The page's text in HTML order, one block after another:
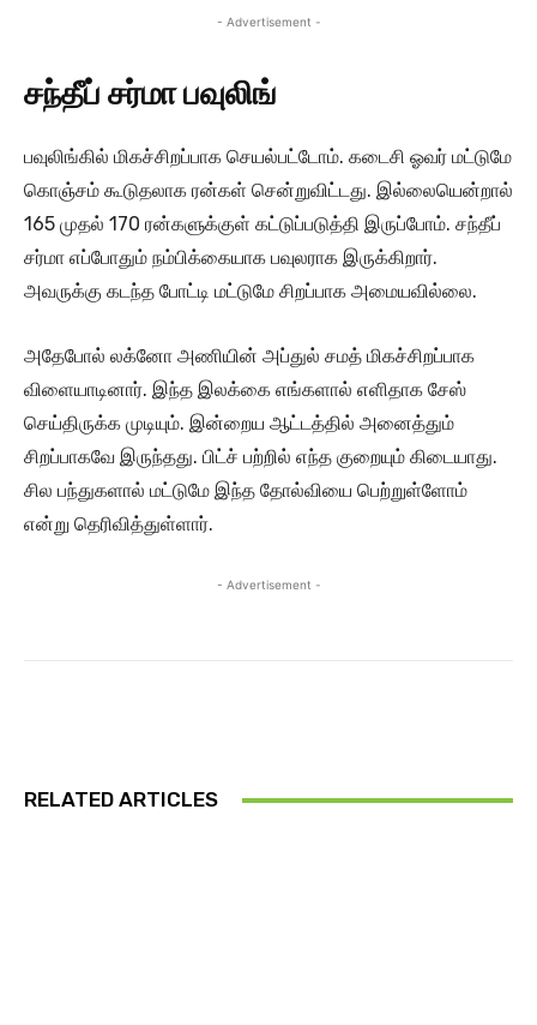
- Advertisement -
சந்தீப் சர்மா பவுலிங்
பவுலிங்கில் மிகச்சிறப்பாக செயல்பட்டோம். கடைசி ஓவர் மட்டுமே
கொஞ்சம் கூடுதலாக ரன்கள் சென்றுவிட்டது. இல்லையென்றால்
165 முதல் 170 ரன்களுக்குள் கட்டுப்படுத்தி இருப்போம். சந்தீப்
சர்மா எப்போதும் நம்பிக்கையாக பவுலராக இருக்கிறார்.
அவருக்கு கடந்த போட்டி மட்டுமே சிறப்பாக அமையவில்லை.
அதேபோல் லக்னோ அணியின் அப்துல் சமத் மிகச்சிறப்பாக
விளையாடினார். இந்த இலக்கை எங்களால் எளிதாக சேஸ்
செய்திருக்க முடியும். இன்றைய ஆட்டத்தில் அனைத்தும்
சிறப்பாகவே இருந்தது. பிட்ச் பற்றில் எந்த குறையும் கிடையாது.
சில பந்துகளால் மட்டுமே இந்த தோல்வியை பெற்றுள்ளோம்
என்று தெரிவித்துள்ளார்.
- Advertisement -
RELATED ARTICLES